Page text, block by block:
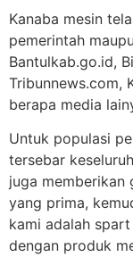
Kanaba mesin
pemerintah
Bantulkab.go.id,
Tribunnews.com,
berapa media
Untuk populasi
tersebar
juga memberikan
yang prima,
kami adalah
dengan produk